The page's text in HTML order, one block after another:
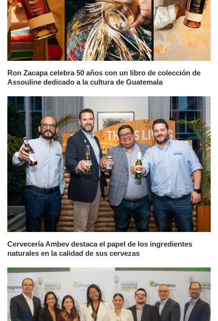
Ron Zacapa celebra 50 años con un libro de colección de
Assouline dedicado a la cultura de Guatemala
Cervecería Ambev destaca el papel de los ingredientes
naturales en la calidad de sus cervezas